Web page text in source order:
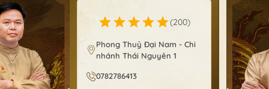
(200)
Phong Thuỷ Đại Nam - Chi
nhánh Thái Nguyên 1
0782786413